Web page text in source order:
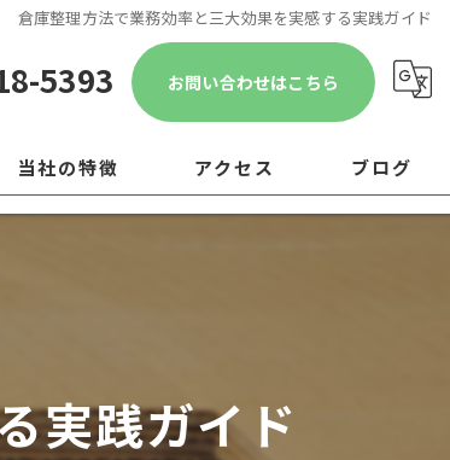
倉庫整理方法で業務効率と三大効果を実感する実践ガイド
5393 お問い合わせはこちら
当社の特徴
片付け
アクセス ブログ
実践ガイド